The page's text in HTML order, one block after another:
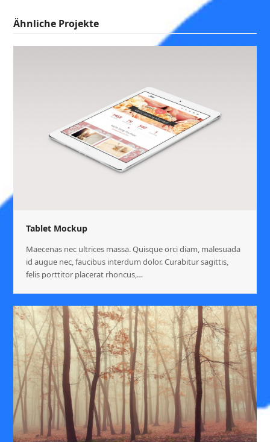
Ähnliche Projekte
Tablet Mockup
Maecenas nec ultrices massa. Quisque orci diam, malesuada
id augue nec, faucibus interdum dolor. Curabitur sagittis,
felis porttitor placerat rhoncus,…